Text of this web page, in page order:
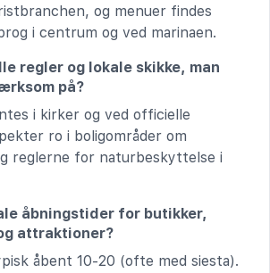
og menuer findes
i centrum og ved marinaen.
regler og lokale skikke, man
på?
i kirker og ved officielle
ro i boligområder om
reglerne for naturbeskyttelse i
åbningstider for butikker,
attraktioner?
åbent 10-20 (ofte med siesta).